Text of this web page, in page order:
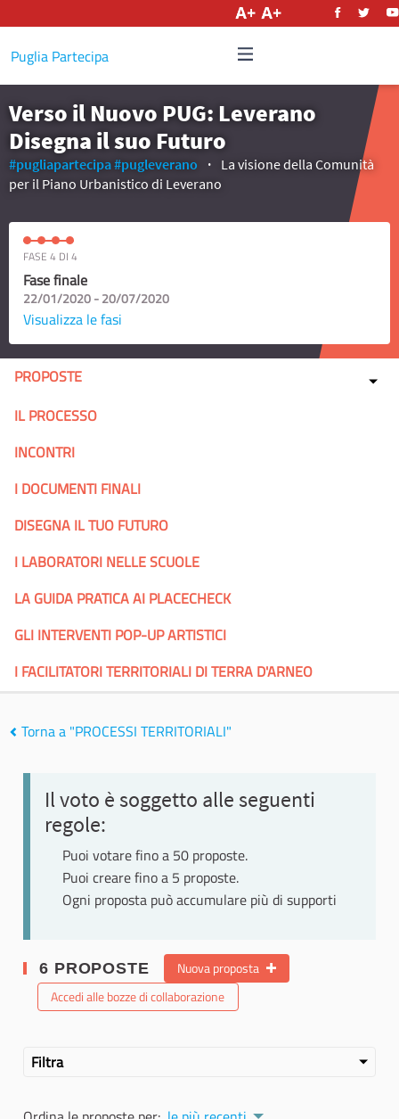
Puglia Partecipa
Verso il Nuovo PUG: Leverano
Disegna il suo Futuro
#pugliapartecipa#pugleverano
La visione della Comunità
per il Piano Urbanistico di Leverano
FASE 4 DI 4
Fase finale
22/01/2020 - 20/07/2020
Visualizza le fasi
PROPOSTE
IL PROCESSO
INCONTRI
I DOCUMENTI FINALI
DISEGNA IL TUO FUTURO
I LABORATORI NELLE SCUOLE
LA GUIDA PRATICA AI PLACECHECK
GLI INTERVENTI POP-UP ARTISTICI
I FACILITATORI TERRITORIALI DI TERRA D'ARNEO
Torna a "PROCESSI TERRITORIALI"
Il voto è soggetto alle seguenti
regole:
Puoi votare fino a 50 proposte.
Puoi creare fino a 5 proposte.
Ogni proposta può accumulare più di supporti
6 PROPOSTE
Nuova proposta
Accedi alle bozze di collaborazione
Filtra